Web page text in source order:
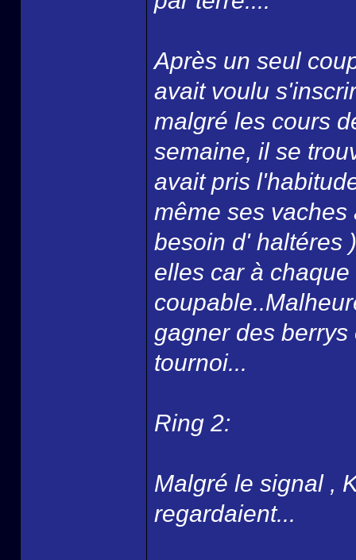
Après un seul
avait voulu
malgré les cours
semaine, il se
avait pris
même ses
besoin d' haltéres
elles car à
gagner des
tournoi...
Ring 2:
Malgré le signal ,
regardaient...